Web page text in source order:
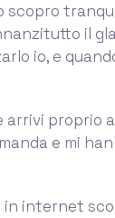
scopro
il
io, e
proprio
e mi
internet